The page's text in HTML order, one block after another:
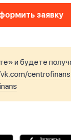
заявку
и будете
centrofinans